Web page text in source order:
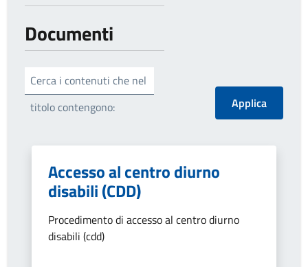
Documenti
Cerca i contenuti che nel
titolo contengono:
Accesso al centro diurno
disabili (CDD)
Procedimento di accesso al centro diurno
disabili (cdd)